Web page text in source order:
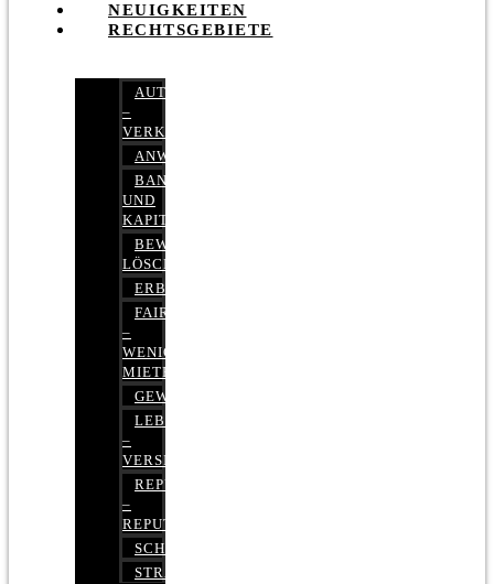
NEUIGKEITEN
RECHTSGEBIETE
AUTOBETRUG
–
VERKEHRSRECHT
ANWALTSHAFTUNGSRECHT
BANK-
UND
KAPITALMARKTRECHT
BEWERTUNGEN
LÖSCHEN
ERBRECHT
FAIRMIETEN
–
WENIGER
MIETE
GEWERBERECHT
LEBENSVERSICHERUNG
–
VERSICHERUNGSRECHT
REPUTATIONSRECHT
–
REPUTATIONSMANAGEMENT
SCHUFARECHT
STRAFRECHT